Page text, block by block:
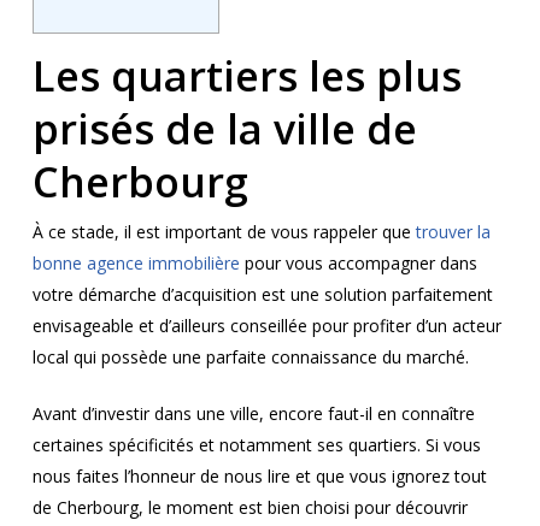
Les quartiers les plus
prisés de la ville de
Cherbourg
À ce stade, il est important de vous rappeler quetrouver la
bonne agence immobilière pour vous accompagner dans
votre démarche d’acquisition est une solution parfaitement
envisageable et d’ailleurs conseillée pour profiter d’un acteur
local qui possède une parfaite connaissance du marché.
Avant d’investir dans une ville, encore faut-il en connaître
certaines spécificités et notamment ses quartiers. Si vous
nous faites l’honneur de nous lire et que vous ignorez tout
de Cherbourg, le moment est bien choisi pour découvrir